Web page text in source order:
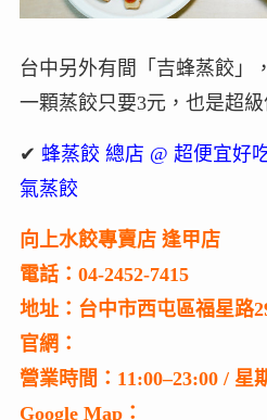
台中另外有間「吉蜂蒸餃」，
一顆蒸餃只要3元，也是超
✔ 蜂蒸餃 總店 @ 超便宜好
氣蒸餃
向上水餃專賣店 逢甲店
電話：04-2452-7415
地址：台中市西屯區福星路
官網：
營業時間：11:00–23:00 / 星
Google Map：